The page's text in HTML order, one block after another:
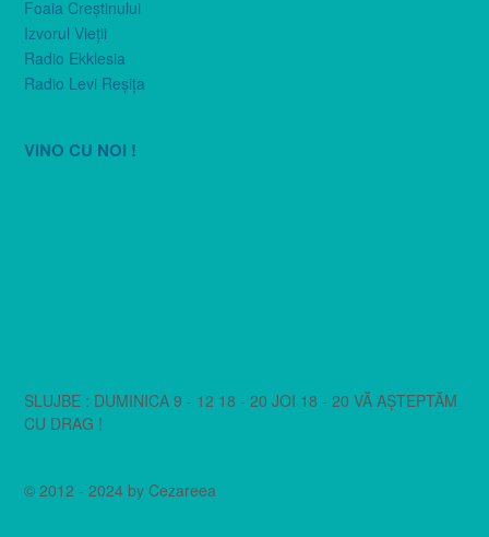
Foaia Creştinului
Izvorul Vieţii
Radio Ekklesia
Radio Levi Reşiţa
VINO CU NOI !
SLUJBE : DUMINICA 9 - 12 18 - 20 JOI 18 - 20 VĂ AȘTEPTĂM
CU DRAG !
© 2012 - 2024 by Cezareea